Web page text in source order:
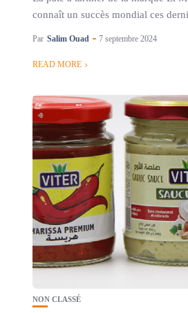
connaît un succès mondial ces
Par Salim Ouad 7 septembre 2024
READ MORE
NON CLASSÉ